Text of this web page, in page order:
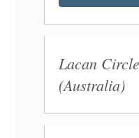
Lacan
(Australia)